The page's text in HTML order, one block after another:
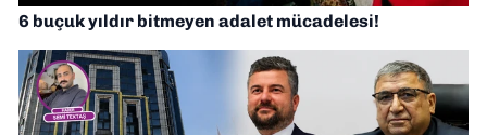
6 buçuk yıldır bitmeyen adalet mücadelesi!